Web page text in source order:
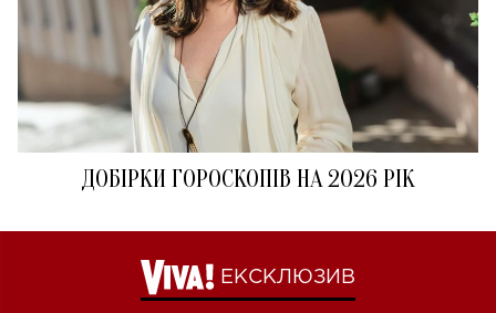
ДОБІРКИ ГОРОСКОПІВ НА 2026 РІК
ЕКСКЛЮЗИВ